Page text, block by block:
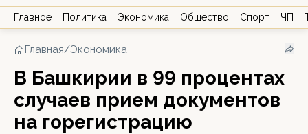
Главное Политика Экономика Общество Спорт ЧП
Главная/Экономика
В Башкирии в 99 процентах
случаев прием документов
на горегистрацию